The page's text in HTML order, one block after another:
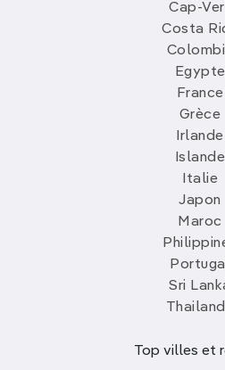
Cap-
Costa
Egypte
France
Grèce
Irlande
Islande
Italie
Japon
Maroc
Sri
Top villes et